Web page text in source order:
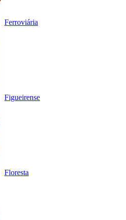
Ferroviária
Figueirense
Floresta